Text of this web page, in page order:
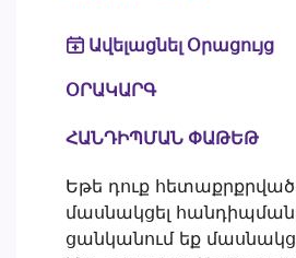
Ավելացնել Օրացույց
ՕՐԱԿԱՐԳ
ՀԱՆԴԻՊՄԱՆ ՓԱԹԵԹ
Եթե դուք
մասնակցել
ցանկանում եք